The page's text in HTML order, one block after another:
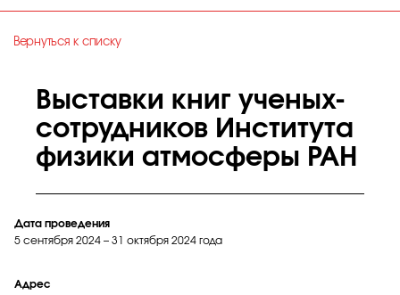
Вернуться к списку
Выставки книг ученых-
сотрудников Института
физики атмосферы РАН
Дата проведения
5 сентября 2024 – 31 октября 2024 года
Адрес